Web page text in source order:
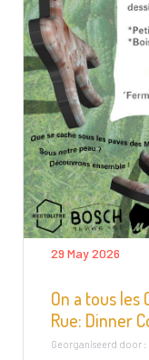
29 May 2026
On a tous
Rue: Dinner
Georganiseerd door :